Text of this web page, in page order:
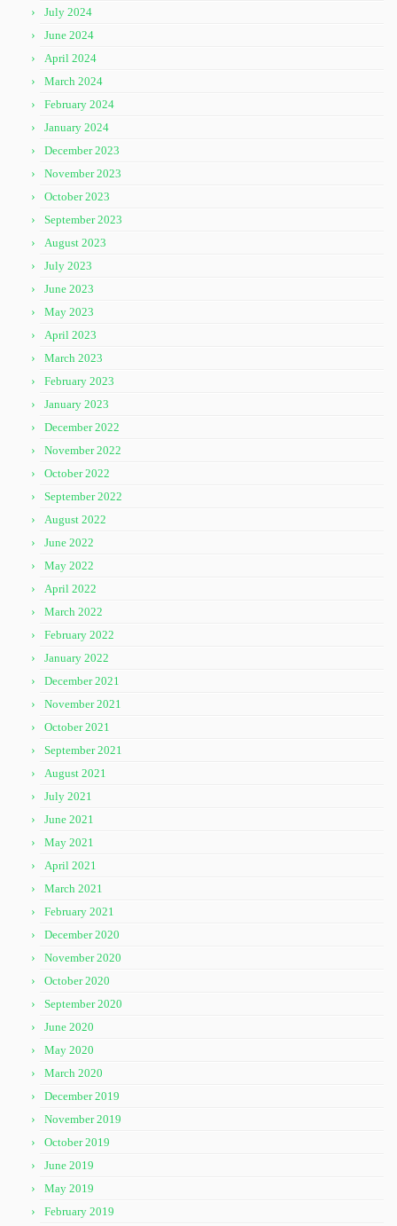
July 2024
June 2024
April 2024
March 2024
February 2024
January 2024
December 2023
November 2023
October 2023
September 2023
August 2023
July 2023
June 2023
May 2023
April 2023
March 2023
February 2023
January 2023
December 2022
November 2022
October 2022
September 2022
August 2022
June 2022
May 2022
April 2022
March 2022
February 2022
January 2022
December 2021
November 2021
October 2021
September 2021
August 2021
July 2021
June 2021
May 2021
April 2021
March 2021
February 2021
December 2020
November 2020
October 2020
September 2020
June 2020
May 2020
March 2020
December 2019
November 2019
October 2019
June 2019
May 2019
February 2019